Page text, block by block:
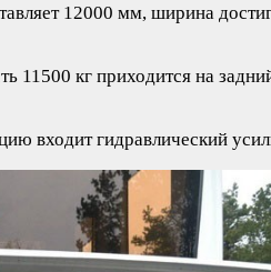
12000 мм, ширина
11500 кг приходится на
входит гидравлический